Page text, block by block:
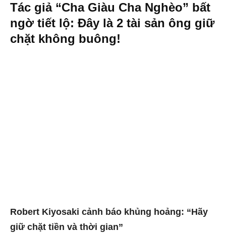
Tác giả “Cha Giàu Cha Nghèo” bất
ngờ tiết lộ: Đây là 2 tài sản ông giữ
chặt không buông!
Robert Kiyosaki cảnh báo khủng hoảng: “Hãy
giữ chặt tiền và thời gian”